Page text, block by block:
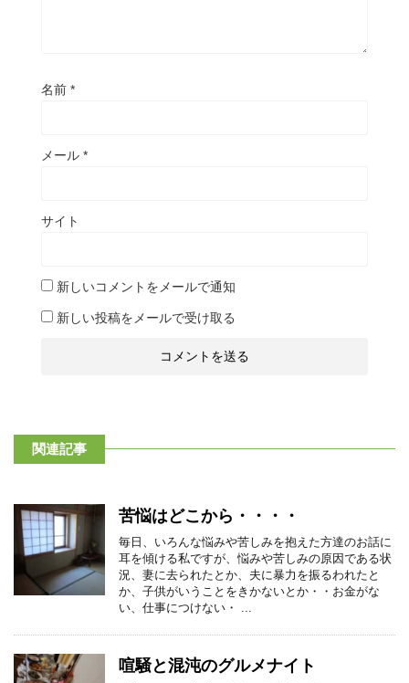
名前 *
メール *
サイト
新しいコメントをメールで通知
新しい投稿をメールで受け取る
関連記事
苦悩はどこから・・・・
毎日、いろんな悩みや苦しみを抱えた方達のお話に
耳を傾ける私ですが、悩みや苦しみの原因である状
況、妻に去られたとか、夫に暴力を振るわれたと
か、子供がいうことをきかないとか・・お金がな
い、仕事につけない・ ...
喧騒と混沌のグルメナイト